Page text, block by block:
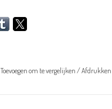
handgeschilderd en kunnen
Toevoegen om te vergelijken /Afdrukken